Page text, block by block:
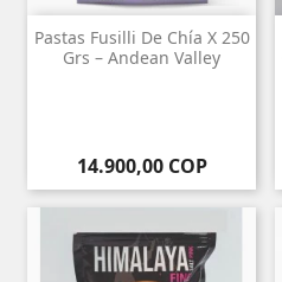
Pastas Fusilli De Chía X 250
Grs – Andean Valley
Precio
14.900,00 COP